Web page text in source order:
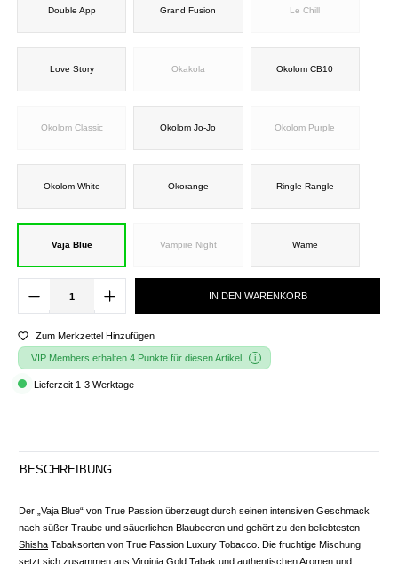
Double App Grand Fusion Le Chill
Love Story Okakola Okolom CB10
Okolom Classic Okolom Jo-Jo Okolom Purple
Okolom White Okorange Ringle Rangle
Vaja Blue Vampire Night Wame
IN DEN WARENKORB
Zum Merkzettel Hinzufügen
VIP Members erhalten 4 Punkte für diesen Artikel
Lieferzeit 1-3 Werktage
BESCHREIBUNG
Der „Vaja Blue“ von True Passion überzeugt durch seinen intensiven Geschmack
nach süßer Traube und säuerlichen Blaubeeren und gehört zu den beliebtesten
Shisha Tabaksorten von True Passion Luxury Tobacco. Die fruchtige Mischung
setzt sich zusammen aus Virginia Gold Tabak und authentischen Aromen und